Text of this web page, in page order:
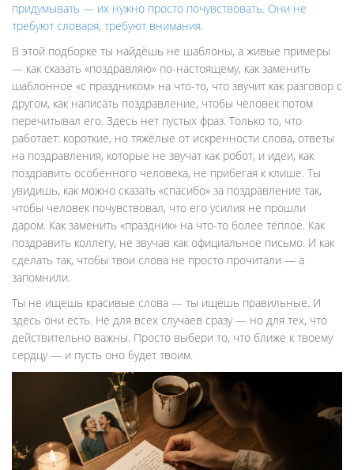
придумывать — их нужно просто почувствовать. Они не
требуют словаря, требуют внимания.
В этой подборке ты найдёшь не шаблоны, а живые примеры
— как сказать «поздравляю» по-настоящему, как заменить
шаблонное «с праздником» на что-то, что звучит как разговор с
другом, как написать поздравление, чтобы человек потом
перечитывал его. Здесь нет пустых фраз. Только то, что
работает: короткие, но тяжёлые от искренности слова, ответы
на поздравления, которые не звучат как робот, и идеи, как
поздравить особенного человека, не прибегая к клише. Ты
увидишь, как можно сказать «спасибо» за поздравление так,
чтобы человек почувствовал, что его усилия не прошли
даром. Как заменить «праздник» на что-то более тёплое. Как
поздравить коллегу, не звучав как официальное письмо. И как
сделать так, чтобы твои слова не просто прочитали — а
запомнили.
Ты не ищешь красивые слова — ты ищешь правильные. И
здесь они есть. Не для всех случаев сразу — но для тех, что
действительно важны. Просто выбери то, что ближе к твоему
сердцу — и пусть оно будет твоим.